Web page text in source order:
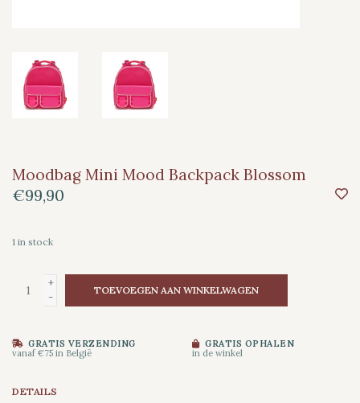
Moodbag Mini Mood Backpack Blossom
€99,90
1 in stock
+
-
TOEVOEGEN AAN WINKELWAGEN
GRATIS VERZENDING
vanaf €75 in België
GRATIS OPHALEN
in de winkel
DETAILS